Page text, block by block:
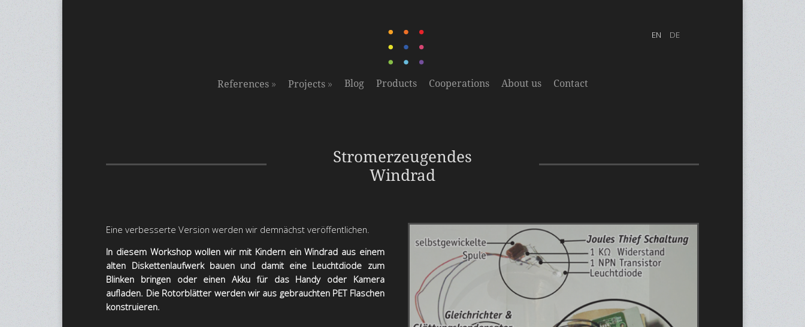
References» Projects» Blog Products Cooperations About us Contact
Stromerzeugendes
Windrad
Überarbeitete Version mit einem vertikalen Windrad kommt
demnächst heraus
Eine verbesserte Version werden wir demnächst veröffentlichen.
In diesem Workshop wollen wir mit Kindern ein Windrad aus einem
alten Diskettenlaufwerk bauen und damit eine Leuchtdiode zum
Blinken bringen oder einen Akku für das Handy oder Kamera
aufladen. Die Rotorblätter werden wir aus gebrauchten PET Flaschen
konstruieren.